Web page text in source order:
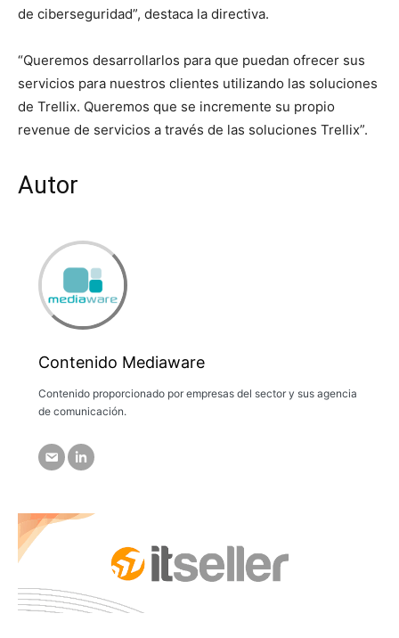
de ciberseguridad”, destaca la directiva.
“Queremos desarrollarlos para que puedan ofrecer sus
servicios para nuestros clientes utilizando las soluciones
de Trellix. Queremos que se incremente su propio
revenue de servicios a través de las soluciones Trellix”.
Autor
Contenido Mediaware
Contenido proporcionado por empresas del sector y sus agencia
de comunicación.